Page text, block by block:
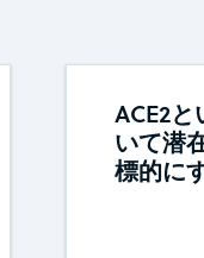
ACE2
いて潜
標的に